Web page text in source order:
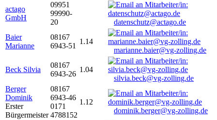
actago
GmbH
09951
99990-
20
datenschutz@actago.de
Baier
Marianne
08167
6943-51
1.14
marianne.baier@vg-zolling.de
Beck Silvia
08167
6943-26
1.04
silvia.beck@vg-zolling.de
Berger
Dominik
Erster
Bürgermeister
08167
6943-46
0171
4788152
1.12
dominik.berger@vg-zolling.de